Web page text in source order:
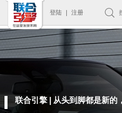
登陆 注册
联合引擎 | 从头到脚都是新的